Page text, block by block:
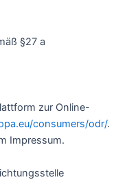
§27 a
zur Online-
consumers/odr/.
Impressum.